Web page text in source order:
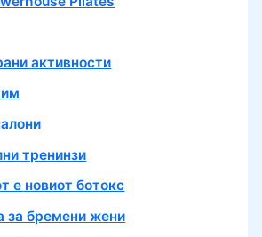
активности
тренинзи
е новиот ботокс
за бремени жени